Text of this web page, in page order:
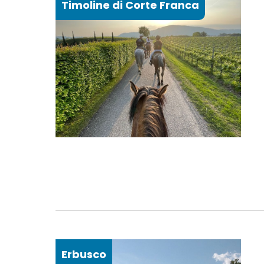
Timoline di Corte Franca
Erbusco